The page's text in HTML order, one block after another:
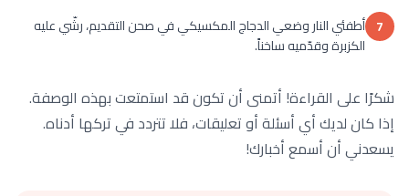
7 أطفئي النار وضعي الدجاج المكسيكي في صحن التقديم، رشّي عليه
الكزبرة وقدّميه ساخناً.
شكرًا على القراءة! أتمنى أن تكون قد استمتعت بهذه الوصفة.
إذا كان لديك أي أسئلة أو تعليقات، فلا تتردد في تركها أدناه.
يسعدني أن أسمع أخبارك!